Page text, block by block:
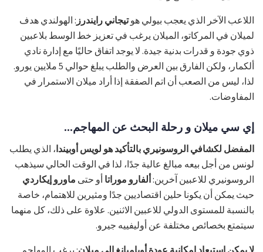
اللاعب الآخر الذي يعجب بيولي هوتيجاني رايندرز : الهولندي هدف
لميلان في المركاتو، الميلان يرغب في تعزيز خط الوسط بلاعبين
ذوي جودة و قدرات بدنية جيدة. لا يوجد اتفاق حاليًا مع إدارة نادي
ألكمار، ولكن الفارق بين العرض والطلب يبلغ حوالي 5 ملايين يورو.
لذا، ليس من الصعب أن اتم الصفقة إذا أراد ميلان الاستمرار في
المفاوضات.
إي سي ميلان و رحلة البحث عن المهاجم...
المفضل لكشافي الروسونيري بالتأكيد هو لويس أوبيندا، الذي يطلب
لونس من أجل بيعه مبالغ عالية جدًا، لذا في الوقت الحالي سيذهب
الروسونيري للاعبين آخرين: ألفارو موراتا أو حتى ماورو إيكاردي
حيث يمكن أن يكونا حلين اقتصاديين جدًا ومثيرين للاهتمام، خاصة
بالنسبة للمستوى الدولي للاعبين الاثنين. علاوة على ذلك، كل منهما
سيتمتع بخصائص مختلفة عن أوليفييه جيرو.